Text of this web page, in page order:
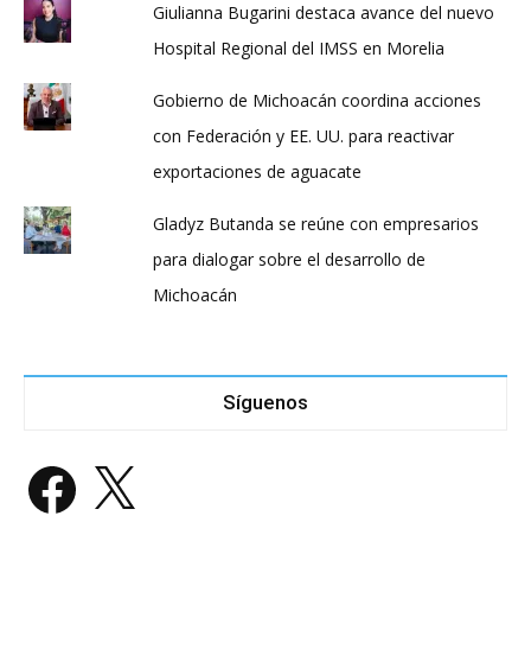
Giulianna Bugarini destaca avance del nuevo
Hospital Regional del IMSS en Morelia
Gobierno de Michoacán coordina acciones
con Federación y EE. UU. para reactivar
exportaciones de aguacate
Gladyz Butanda se reúne con empresarios
para dialogar sobre el desarrollo de
Michoacán
Síguenos
Facebook